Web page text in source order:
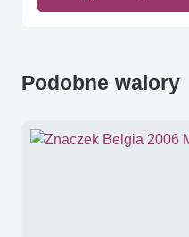
Podobne walory